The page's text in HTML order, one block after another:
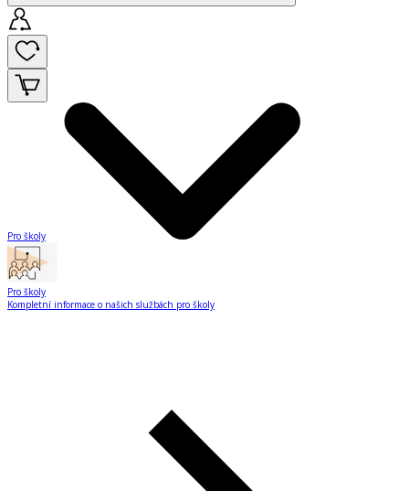
Pro školy
Pro školy
Kompletní informace o našich službách pro školy